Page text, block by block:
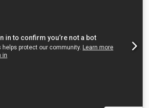
y aceptación de vehículos usados
momento para todos los productos
N Riox Anvok Lukas van Rossum